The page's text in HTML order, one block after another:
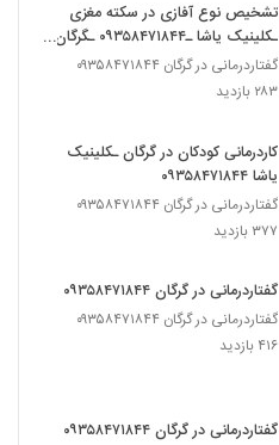
تشخیص نوع آفازی در سکته مغزی
ـکلینیک یاشا ـ۰۹۳۵۸۴۷۱۸۴۴ ـگرگان
۳۲۳۲۶۶۷۱ ـ۳۲۳۲۳۹۰۷
گفتاردرمانی در گرگان ۰۹۳۵۸۴۷۱۸۴۴
۲۸۳ بازدید
کاردرمانی کودکان در گرگان ـکلینیک
یاشا ۰۹۳۵۸۴۷۱۸۴۴
گفتاردرمانی در گرگان ۰۹۳۵۸۴۷۱۸۴۴
۳۷۷ بازدید
گفتاردرمانی در گرگان ۰۹۳۵۸۴۷۱۸۴۴
گفتاردرمانی در گرگان ۰۹۳۵۸۴۷۱۸۴۴
۴۱۶ بازدید
گفتاردرمانی در گرگان ۰۹۳۵۸۴۷۱۸۴۴